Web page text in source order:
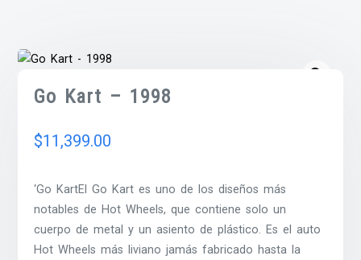
Go Kart – 1998
$11,399.00
‘Go KartEl Go Kart es uno de los diseños más
notables de Hot Wheels, que contiene solo un
cuerpo de metal y un asiento de plástico. Es el auto
Hot Wheels más liviano jamás fabricado hasta la